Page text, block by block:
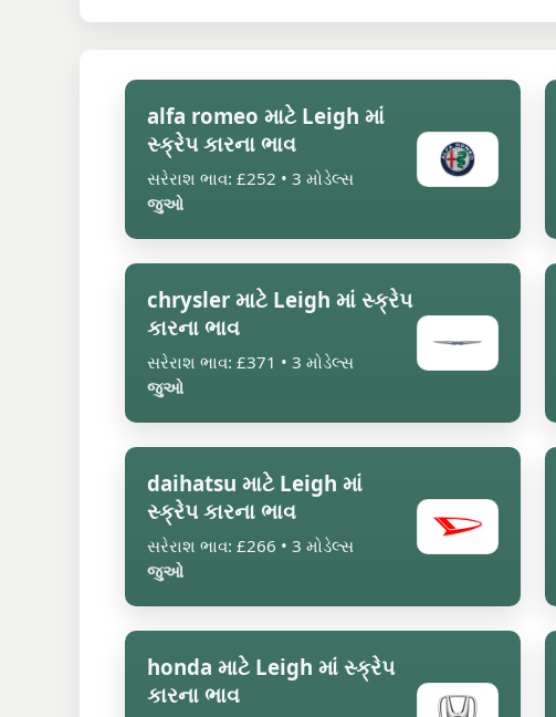
alfa romeo માટે Leigh માં
સ્ક્રેપ કારના ભાવ
સરેરાશ ભાવ: £252 • 3 મોડેલ્સ
જુઓ
chrysler માટે Leigh માં સ્ક્રેપ
કારના ભાવ
સરેરાશ ભાવ: £371 • 3 મોડેલ્સ
જુઓ
daihatsu માટે Leigh માં
સ્ક્રેપ કારના ભાવ
સરેરાશ ભાવ: £266 • 3 મોડેલ્સ
જુઓ
honda માટે Leigh માં સ્ક્રેપ
કારના ભાવ